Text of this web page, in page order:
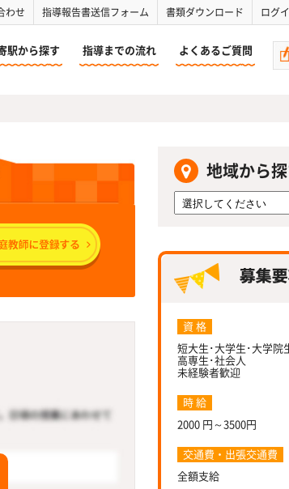
わせ 指導報告書送信フォーム 書類ダウンロード ログ
駅から探す 指導までの流れ よくあるご質問
地域から
資 格
短大生･大学生･大学院
高専生･社会人
未経験者歓迎
時 給
2000 円～3500円
交通費・出張交通費
全額支給